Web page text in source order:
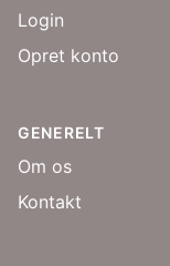
Login
Opret konto
GENERELT
Om os
Kontakt